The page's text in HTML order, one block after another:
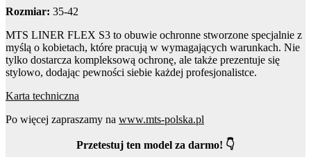
Rozmiar: 35-42
MTS LINER FLEX S3 to obuwie ochronne stworzone specjalnie z
myślą o kobietach, które pracują w wymagających warunkach. Nie
tylko dostarcza kompleksową ochronę, ale także prezentuje się
stylowo, dodając pewności siebie każdej profesjonalistce.
Karta techniczna
Po więcej zapraszamy na www.mts-polska.pl
Przetestuj ten model za darmo! 👇